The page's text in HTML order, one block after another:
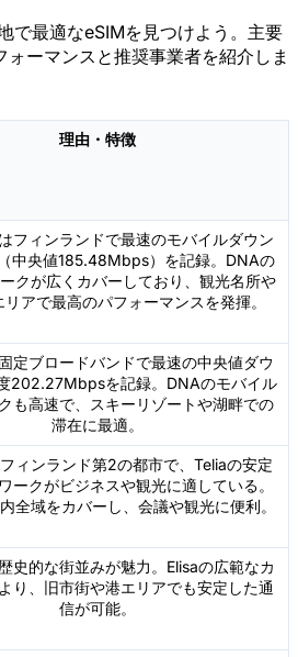
で最適なeSIMを見つけよう。主要
ーマンスと推奨事業者を紹介しま
理由・特徴
フィンランドで最速のモバイルダウン
中央値185.48Mbps）を記録。DNAの
クが広くカバーしており、観光名所や
リアで最高のパフォーマンスを発揮。
定ブロードバンドで最速の中央値ダウ
202.27Mbpsを記録。DNAのモバイル
も高速で、スキーリゾートや湖畔での
滞在に最適。
ィンランド第2の都市で、Teliaの安定
ークがビジネスや観光に適している。
全域をカバーし、会議や観光に便利。
史的な街並みが魅力。Elisaの広範なカ
り、旧市街や港エリアでも安定した通
信が可能。